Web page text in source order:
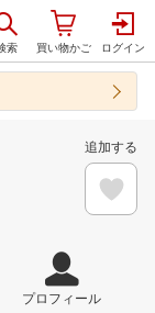
追加する
プロフィール